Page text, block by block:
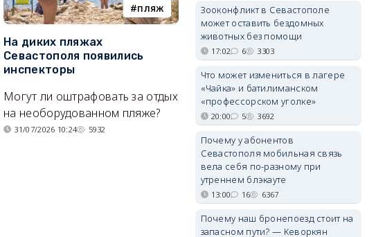
пляж
На диких пляжах
Севастополя появились
инспекторы
Могут ли оштрафовать за отдых
на необорудованном пляже?
31/07/2026 10:24 5932
туризм
Двух москвичей на
сапбордах унесло от берега
Крыма на километр в море
Спасатели благополучно
вернули туристов обратно на
сушу.
29/07/2026 17:03 6380
Зооконфликт в Севастополе
может оставить бездомных
животных без помощи
17:02 6 3303
Что может измениться в лагере
«Чайка» и батилиманском
«профессорском уголке»
20:00 5 3692
Почему у абонентов
Севастополя мобильная связь
вела себя по-разному при
утреннем блэкауте
13:00 16 6367
Почему наш бронепоезд стоит на
запасном пути? — Кеворкян